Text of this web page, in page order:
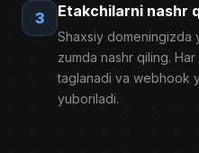
3 Etakchilarni nashr
Shaxsiy domeningizda
zumda nashr qiling.
taglanadi va webhook
yuboriladi.